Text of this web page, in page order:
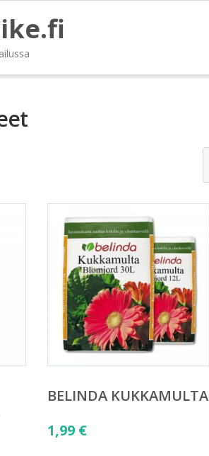
BELINDA KUKKAMULTA
1,99 €